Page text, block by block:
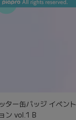
ター缶バッジ イベント
ン vol.1 B